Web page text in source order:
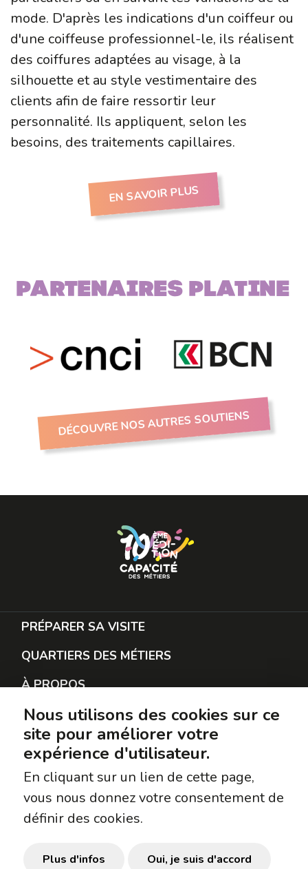
mode. D'après les indications d'un coiffeur ou
d'une coiffeuse professionnel-le, ils réalisent
des coiffures adaptées au visage, à la
silhouette et au style vestimentaire des
clients afin de faire ressortir leur
personnalité. Ils appliquent, selon les
besoins, des traitements capillaires.
EN SAVOIR PLUS
Partenaires PLATINE
DÉCOUVRE NOS AUTRES SOUTIENS
PRÉPARER SA VISITE
QUARTIERS DES MÉTIERS
À PROPOS
RESTER EN CONTACT
PROTECTION DES DONNÉES
SUIVEZ-NOUS
Facebook
Instagram
TikTok
Nous utilisons des cookies sur ce
site pour améliorer votre
expérience d'utilisateur.
En cliquant sur un lien de cette page,
vous nous donnez votre consentement de
définir des cookies.
Plus d'infos Oui, je suis d'accord